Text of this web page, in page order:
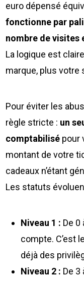
euro dépensé
fonctionne par
nombre de visites
La logique est
marque, plus votre
Pour éviter les
règle stricte : un
comptabilisé pour
montant de votre
cadeaux n’étant
Les statuts
Niveau 1 : De
compte. C’est
déjà des
Niveau 2 : De 3